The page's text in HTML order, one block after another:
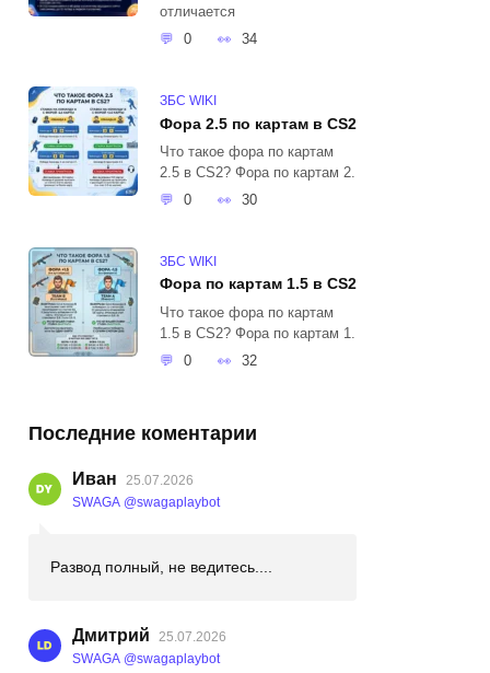
отличается
0
34
ЗБС WIKI
Фора 2.5 по картам в CS2
Что такое фора по картам
2.5 в CS2? Фора по картам 2.
0
30
ЗБС WIKI
Фора по картам 1.5 в CS2
Что такое фора по картам
1.5 в CS2? Фора по картам 1.
0
32
Последние коментарии
Иван
25.07.2026
SWAGA @swagaplaybot
Развод полный, не ведитесь....
Дмитрий
25.07.2026
SWAGA @swagaplaybot